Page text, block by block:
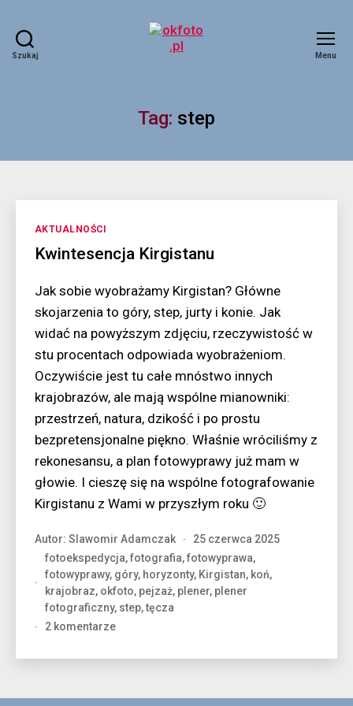
Szukaj Menu
Tag: step
Kategorie
AKTUALNOŚCI
Kwintesencja Kirgistanu
Jak sobie wyobrażamy Kirgistan? Główne
skojarzenia to góry, step, jurty i konie. Jak
widać na powyższym zdjęciu, rzeczywistość w
stu procentach odpowiada wyobrażeniom.
Oczywiście jest tu całe mnóstwo innych
krajobrazów, ale mają wspólne mianowniki:
przestrzeń, natura, dzikość i po prostu
bezpretensjonalne piękno. Właśnie wróciliśmy z
rekonesansu, a plan fotowyprawy już mam w
głowie. I cieszę się na wspólne fotografowanie
Kirgistanu z Wami w przyszłym roku 🙂
Autor: Slawomir Adamczak
25 czerwca 2025
fotoekspedycja,fotografia,fotowyprawa,
fotowyprawy, góry, horyzonty, Kirgistan, koń,
krajobraz, okfoto, pejzaż, plener, plener
fotograficzny, step,tęcza
2 komentarzedo
Kirgistanu